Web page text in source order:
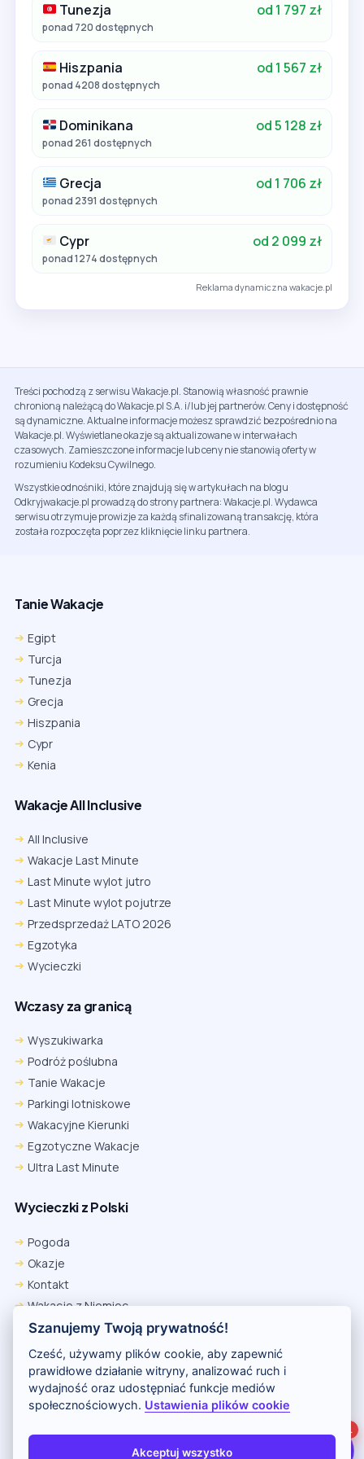
Tunezja od 1 797 zł
ponad 720 dostępnych
Hiszpania od 1 567 zł
ponad 4208 dostępnych
Dominikana od 5 128 zł
ponad 261 dostępnych
Grecja od 1 706 zł
ponad 2391 dostępnych
Cypr od 2 099 zł
ponad 1274 dostępnych
Reklama dynamiczna wakacje.pl
Treści pochodzą z serwisu Wakacje.pl. Stanowią własność prawnie
chronioną należącą do Wakacje.pl S.A. i/lub jej partnerów. Ceny i dostępność
są dynamiczne. Aktualne informacje możesz sprawdzić bezpośrednio na
Wakacje.pl. Wyświetlane okazje są aktualizowane w interwałach
czasowych. Zamieszczone informacje lub ceny nie stanowią oferty w
rozumieniu Kodeksu Cywilnego.
Wszystkie odnośniki, które znajdują się w artykułach na blogu
Odkryjwakacje.pl prowadzą do strony partnera: Wakacje.pl. Wydawca
serwisu otrzymuje prowizje za każdą sfinalizowaną transakcję, która
została rozpoczęta poprzez kliknięcie linku partnera.
Tanie Wakacje
Egipt
Turcja
Tunezja
Grecja
Hiszpania
Cypr
Kenia
Wakacje All Inclusive
All Inclusive
Wakacje Last Minute
Last Minute wylot jutro
Last Minute wylot pojutrze
Przedsprzedaż LATO 2026
Egzotyka
Wycieczki
Wczasy za granicą
Wyszukiwarka
Podróż poślubna
Tanie Wakacje
Parkingi lotniskowe
Wakacyjne Kierunki
Egzotyczne Wakacje
Ultra Last Minute
Wycieczki z Polski
Pogoda
Okazje
Kontakt
Wakacje z Niemiec
Polityka Prywatności
Wakacje w Egipcie
Rankingi hoteli
Kontakt i reklama
Polityka prywatności
1
Firefox
Ustawienia → Prywatność i bezpieczeństwo → Pliki cookie innych
firm → ustaw „Zezwalaj”.
Na czas rezerwacji nie blokuj cookies i śledzenia dla tej witryny.
Szanujemy Twoją prywatność!
Cześć, używamy plików cookie, aby zapewnić
prawidłowe działanie witryny, analizować ruch i
wydajność oraz udostępniać funkcje mediów
społecznościowych. Ustawienia plików cookie
Akceptuj wszystko